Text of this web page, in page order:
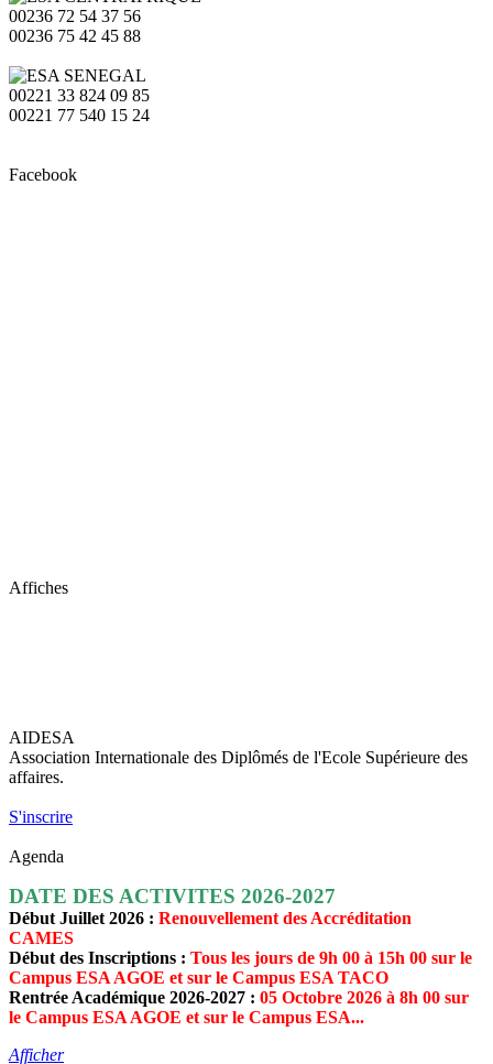
00236 72 54 37 56
00236 75 42 45 88
00221 33 824 09 85
00221 77 540 15 24
Facebook
Affiches
AIDESA
Association Internationale des Diplômés de l'Ecole Supérieure des
affaires.
S'inscrire
Agenda
DATE DES ACTIVITES 2026-2027
Début Juillet 2026 : Renouvellement des Accréditation
CAMES
Début des Inscriptions : Tous les jours de 9h 00 à 15h 00 sur le
Campus ESA AGOE et sur le Campus ESA TACO
Rentrée Académique 2026-2027 : 05 Octobre 2026 à 8h 00 sur
le Campus ESA AGOE et sur le Campus ESA...
Afficher